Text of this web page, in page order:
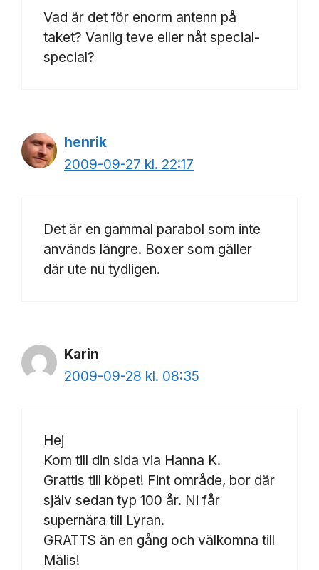
Vad är det för enorm antenn på
taket? Vanlig teve eller nåt special-
special?
henrik
2009-09-27 kl. 22:17
Det är en gammal parabol som inte
används längre. Boxer som gäller
där ute nu tydligen.
Karin
2009-09-28 kl. 08:35
Hej
Kom till din sida via Hanna K.
Grattis till köpet! Fint område, bor där
själv sedan typ 100 år. Ni får
supernära till Lyran.
GRATTS än en gång och välkomna till
Mälis!